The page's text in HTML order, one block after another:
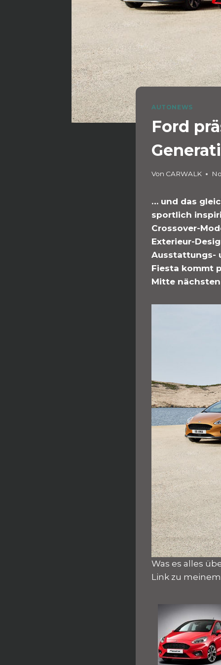
AUTONEWS
Ford
Von CARWALK
… und das
sportlich
Crossover-
Exterieur-
Ausstattungs-
Fiesta kommt
Mitte
Was es alles
Link zu